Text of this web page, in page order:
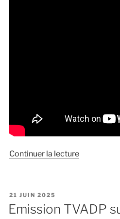
Continuer la lecturede
terrorisme
PUBLIÉ
LE
21 JUIN 2025
Emission TVADP